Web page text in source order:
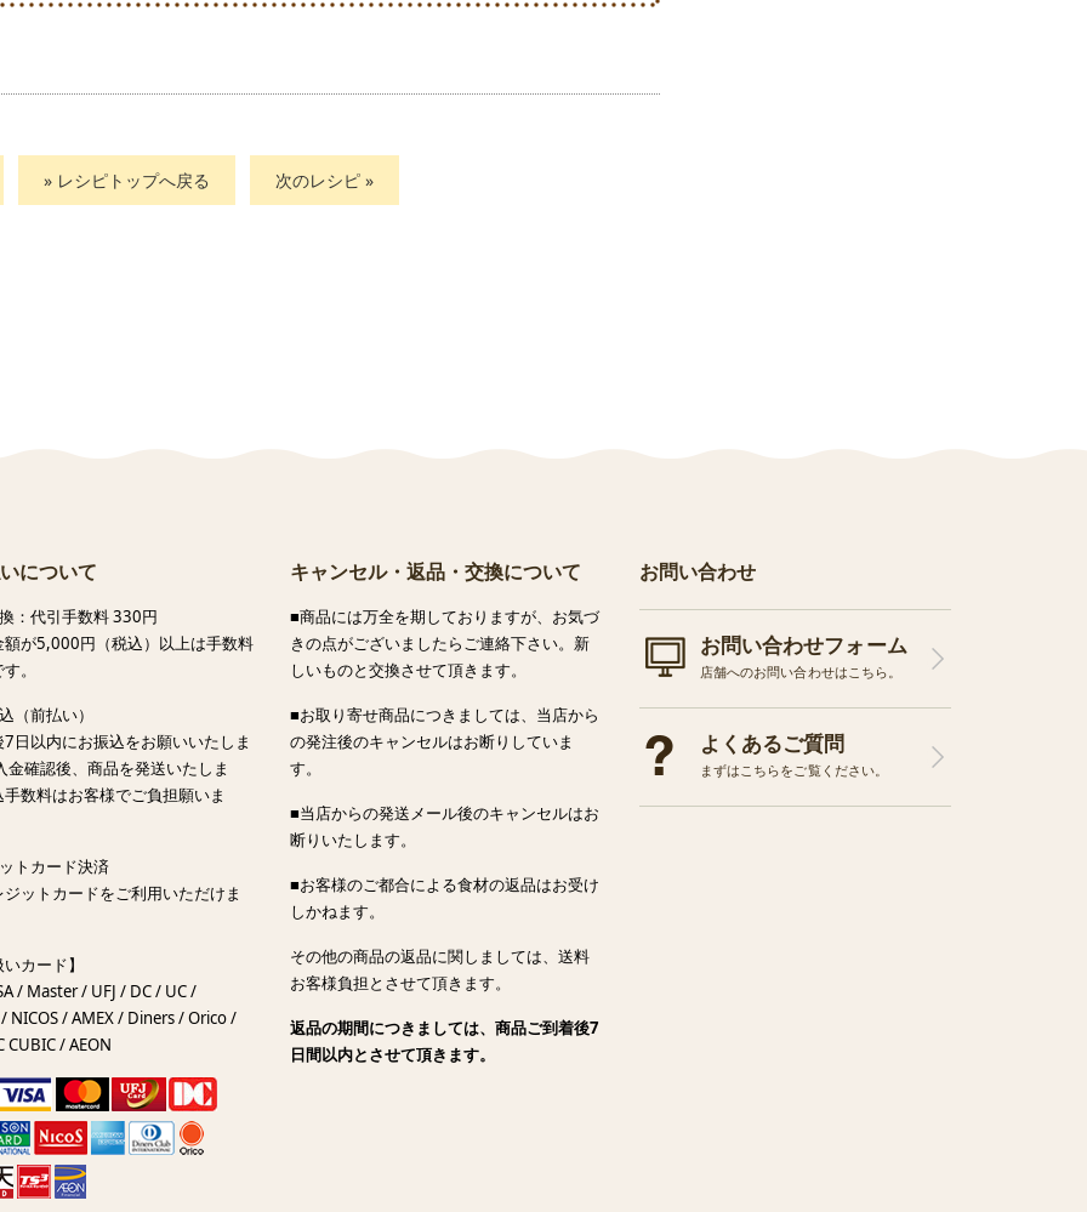
» レシピトップへ戻る 次のレシピ »
について
：代引手数料 330円
額が5,000円（税込）以上は手数料
。
（前払い）
日以内にお振込をお願いいたしま
金確認後、商品を発送いたしま
数料はお客様でご負担願いま
トカード決済
ットカードをご利用いただけま
カード】
/ Master / UFJ / DC / UC /
NICOS / AMEX / Diners / Orico /
CUBIC / AEON
キャンセル・返品・交換について
■商品には万全を期しておりますが、お気づ
きの点がございましたらご連絡下さい。新
しいものと交換させて頂きます。
■お取り寄せ商品につきましては、当店から
の発注後のキャンセルはお断りしていま
す。
■当店からの発送メール後のキャンセルはお
断りいたします。
■お客様のご都合による食材の返品はお受け
しかねます。
その他の商品の返品に関しましては、送料
お客様負担とさせて頂きます。
返品の期間につきましては、商品ご到着後7
日間以内とさせて頂きます。
お問い合わせ
お問い合わせフォーム
店舗へのお問い合わせはこちら。
よくあるご質問
まずはこちらをご覧ください。